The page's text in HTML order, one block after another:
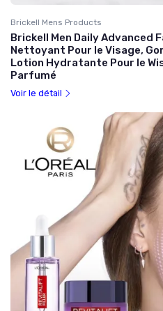
Brickell Mens Products
Brickell Men Daily Advanced
Nettoyant Pour le Visage,
Lotion Hydratante Pour le
Parfumé
Voir le détail